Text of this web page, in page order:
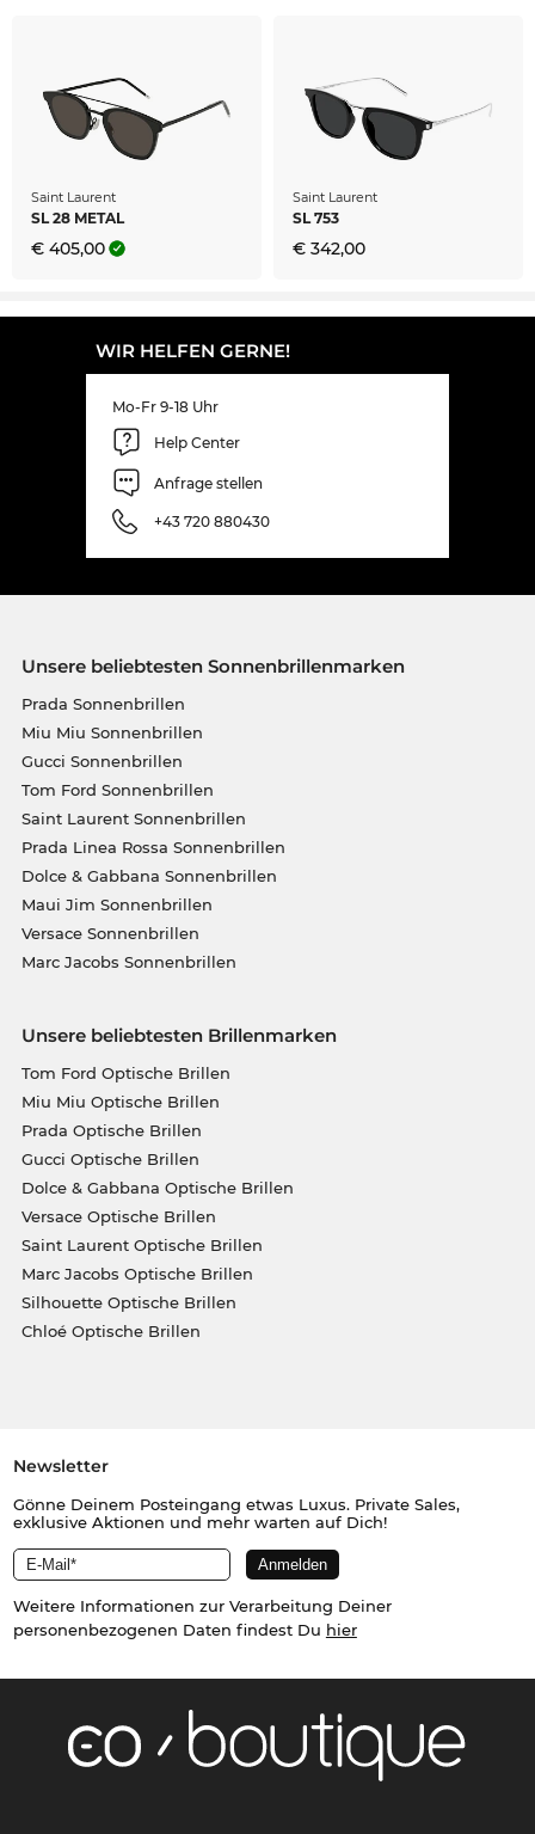
Saint Laurent
SL 28 METAL
€ 405,00
Saint Laurent
SL 753
€ 342,00
WIR HELFEN GERNE!
Mo-Fr 9-18 Uhr
Help Center
Anfrage stellen
+43 720 880430
Unsere beliebtesten Sonnenbrillenmarken
Prada Sonnenbrillen
Miu Miu Sonnenbrillen
Gucci Sonnenbrillen
Tom Ford Sonnenbrillen
Saint Laurent Sonnenbrillen
Prada Linea Rossa Sonnenbrillen
Dolce & Gabbana Sonnenbrillen
Maui Jim Sonnenbrillen
Versace Sonnenbrillen
Marc Jacobs Sonnenbrillen
Unsere beliebtesten Brillenmarken
Tom Ford Optische Brillen
Miu Miu Optische Brillen
Prada Optische Brillen
Gucci Optische Brillen
Dolce & Gabbana Optische Brillen
Versace Optische Brillen
Saint Laurent Optische Brillen
Marc Jacobs Optische Brillen
Silhouette Optische Brillen
Chloé Optische Brillen
Newsletter
Gönne Deinem Posteingang etwas Luxus. Private Sales,
exklusive Aktionen und mehr warten auf Dich!
Weitere Informationen zur Verarbeitung Deiner
personenbezogenen Daten findest Du hier